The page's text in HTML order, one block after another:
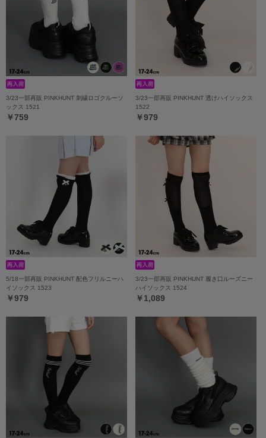
3/23一部再販 PINKHUNT 刺繍ロゴクルーソ
ックス 1521
￥759
3/23一部再販 PINKHUNT 透けハイソックス
1522
￥979
5/18一部再販 PINKHUNT 配色フリルニーハ
イソックス 1523
￥979
3/23一部再販 PINKHUNT 履き口ルーズニー
ハイソックス 1524
￥1,089